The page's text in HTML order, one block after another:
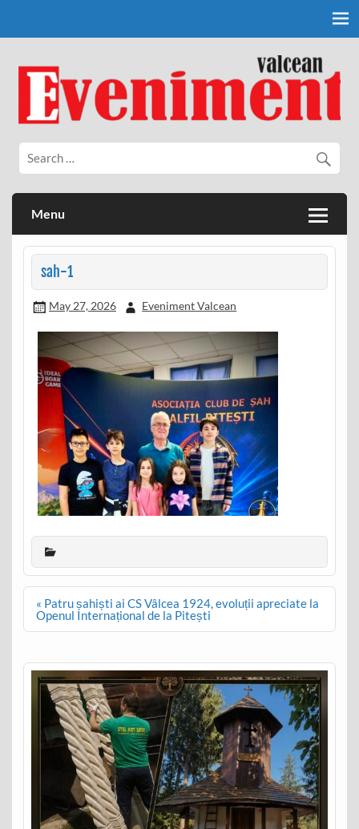
Eveniment Valcean
Menu
sah-1
May 27, 2026 Eveniment Valcean
Post
navigation
« Patru șahiști ai CS Vâlcea 1924, evoluții apreciate la
Openul Internațional de la Pitești